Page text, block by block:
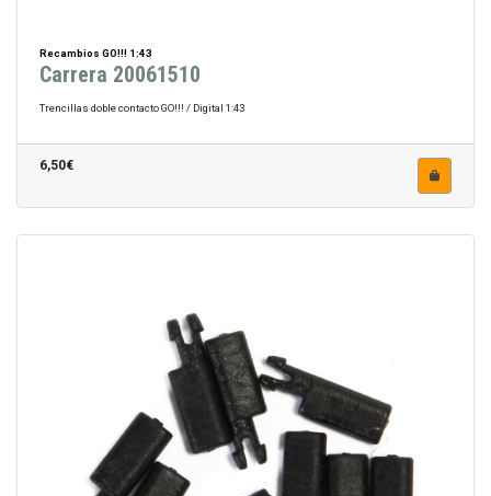
Recambios GO!!! 1:43
Carrera 20061510
Trencillas doble contacto GO!!! / Digital 1:43
6,50€